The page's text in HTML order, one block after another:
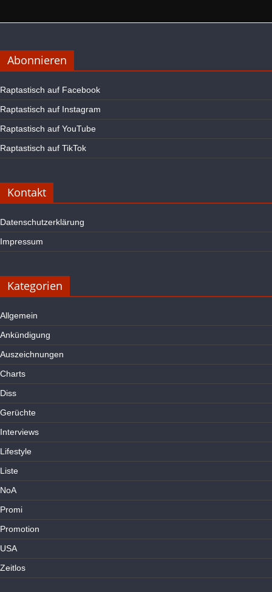
Abonnieren
Raptastisch auf Facebook
Raptastisch auf Instagram
Raptastisch auf YouTube
Raptastisch auf TikTok
Kontakt
Datenschutzerklärung
Impressum
Kategorien
Allgemein
Ankündigung
Auszeichnungen
Charts
Diss
Gerüchte
Interviews
Lifestyle
Liste
NoA
Promi
Promotion
USA
Zeitlos